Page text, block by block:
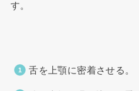
す。
舌を上顎に密着させる。